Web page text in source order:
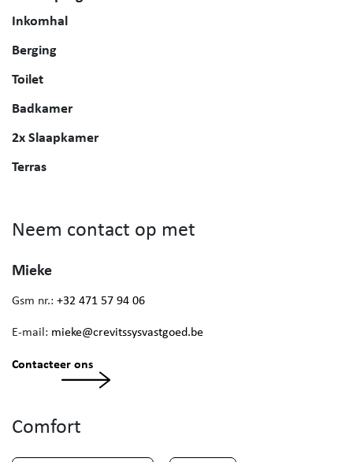
Inkomhal
Berging
Toilet
Badkamer
2x Slaapkamer
Terras
Neem contact op met
Mieke
Gsm nr.: +32 471 57 94 06
E-mail: mieke@crevitssysvastgoed.be
Contacteer ons
Comfort